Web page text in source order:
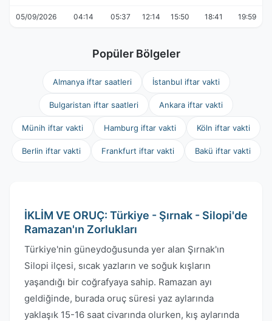
05/09/2026 04:14 05:37 12:14 15:50 18:41 19:59
Popüler Bölgeler
Almanya iftar saatleri İstanbul iftar vakti
Bulgaristan iftar saatleri Ankara iftar vakti
Münih iftar vakti Hamburg iftar vakti Köln iftar vakti
Berlin iftar vakti Frankfurt iftar vakti Bakü iftar vakti
İKLİM VE ORUÇ: Türkiye - Şırnak - Silopi'de
Ramazan'ın Zorlukları
Türkiye'nin güneydoğusunda yer alan Şırnak'ın
Silopi ilçesi, sıcak yazların ve soğuk kışların
yaşandığı bir coğrafyaya sahip. Ramazan ayı
geldiğinde, burada oruç süresi yaz aylarında
yaklaşık 15-16 saat civarında olurken, kış aylarında